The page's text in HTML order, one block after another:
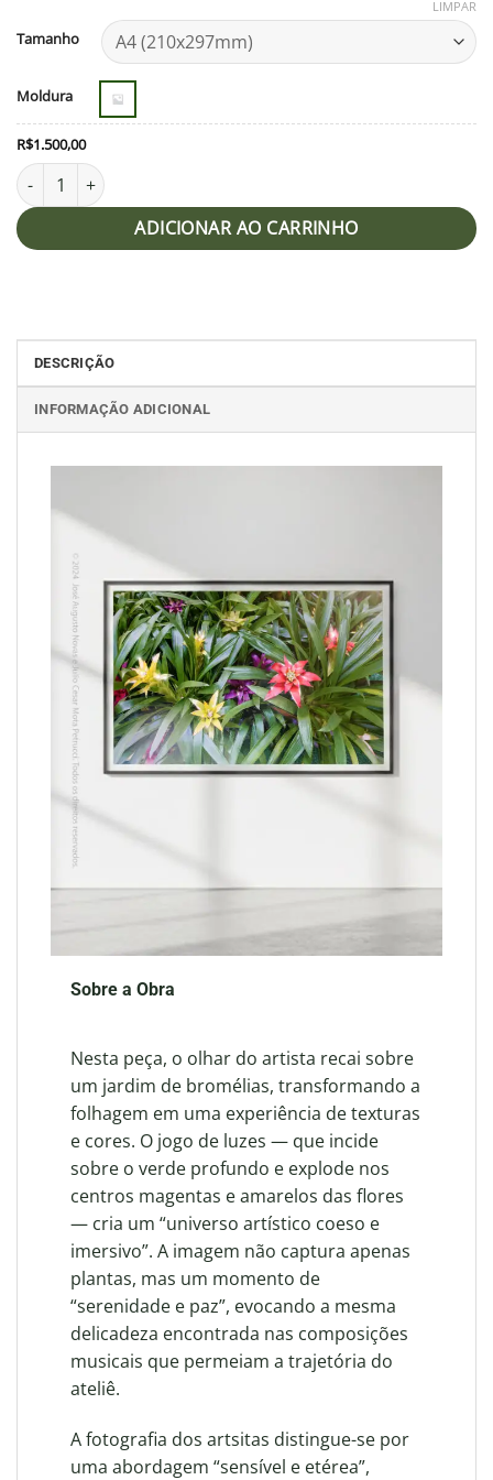
Tamanho
Moldura
LIMPAR
R$1.500,00
Quadro Plantas e flores quantidade
ADICIONAR AO CARRINHO
DESCRIÇÃO
INFORMAÇÃO ADICIONAL
Sobre a Obra
Nesta peça, o olhar do artista recai sobre
um jardim de bromélias, transformando a
folhagem em uma experiência de texturas
e cores. O jogo de luzes — que incide
sobre o verde profundo e explode nos
centros magentas e amarelos das flores
— cria um “universo artístico coeso e
imersivo”. A imagem não captura apenas
plantas, mas um momento de
“serenidade e paz”, evocando a mesma
delicadeza encontrada nas composições
musicais que permeiam a trajetória do
ateliê.
A fotografia dos artsitas distingue-se por
uma abordagem “sensível e etérea”,